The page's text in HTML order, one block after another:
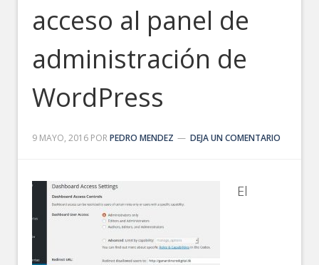
acceso al panel de
administración de
WordPress
9 MAYO, 2016 PORPEDRO MENDEZ DEJA UN COMENTARIO
El